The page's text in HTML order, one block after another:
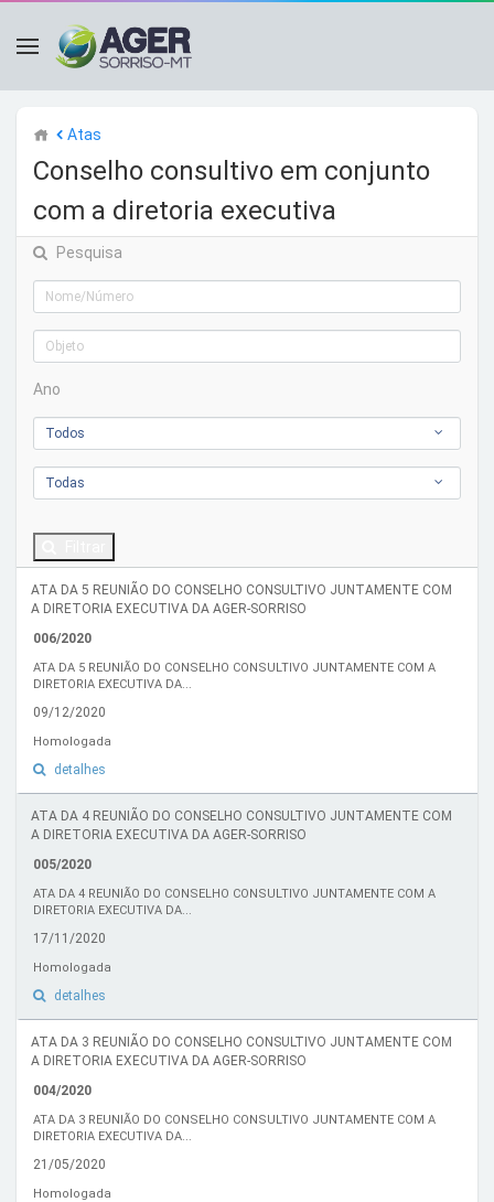
Atas
Conselho consultivo em conjunto
com a diretoria executiva
Pesquisa
Ano
Todos
Todas
ATA DA 5 REUNIÃO DO CONSELHO CONSULTIVO JUNTAMENTE COM
A DIRETORIA EXECUTIVA DA AGER-SORRISO
006/2020
ATA DA 5 REUNIÃO DO CONSELHO CONSULTIVO JUNTAMENTE COM A
DIRETORIA EXECUTIVA DA...
09/12/2020
Homologada
detalhes
ATA DA 4 REUNIÃO DO CONSELHO CONSULTIVO JUNTAMENTE COM
A DIRETORIA EXECUTIVA DA AGER-SORRISO
005/2020
ATA DA 4 REUNIÃO DO CONSELHO CONSULTIVO JUNTAMENTE COM A
DIRETORIA EXECUTIVA DA...
17/11/2020
Homologada
detalhes
ATA DA 3 REUNIÃO DO CONSELHO CONSULTIVO JUNTAMENTE COM
A DIRETORIA EXECUTIVA DA AGER-SORRISO
004/2020
ATA DA 3 REUNIÃO DO CONSELHO CONSULTIVO JUNTAMENTE COM A
DIRETORIA EXECUTIVA DA...
21/05/2020
Homologada